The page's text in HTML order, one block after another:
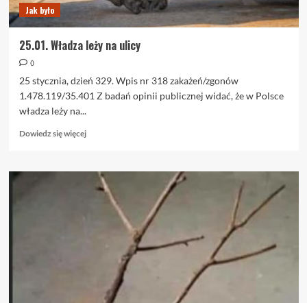
Jak było
25.01. Władza leży na ulicy
0
25 stycznia, dzień 329. Wpis nr 318 zakażeń/zgonów
1.478.119/35.401 Z badań opinii publicznej widać, że w Polsce
władza leży na...
Dowiedz się więcejDowiedz
o
25.01.
Władza